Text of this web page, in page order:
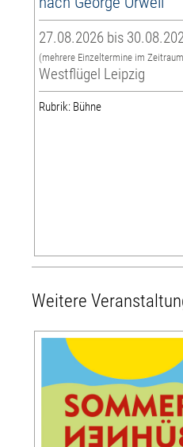
27.08.2026 bis
(mehrere Einzeltermine im
Westflügel Leipzig
Rubrik: Bühne
Weitere